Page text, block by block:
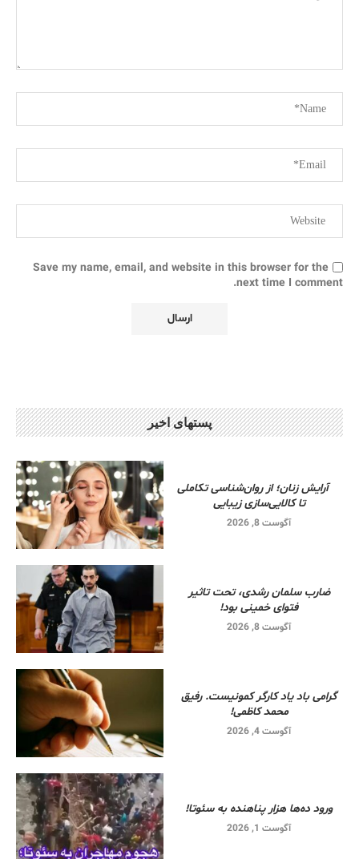
Save my name, email, and website in this browser for the
next time I comment.
پستهای اخیر
آرایش زنان؛ از روان‌شناسی تکاملی
تا کالایی‌سازی زیبایی
آگوست 8, 2026
ضارب سلمان رشدی، تحت تاثیر
فتوای خمینی بود!
آگوست 8, 2026
گرامی باد یاد کارگر کمونیست. رفیق
محمد کاظمی!
آگوست 4, 2026
ورود ده‌ها هزار پناهنده به سئوتا!
آگوست 1, 2026